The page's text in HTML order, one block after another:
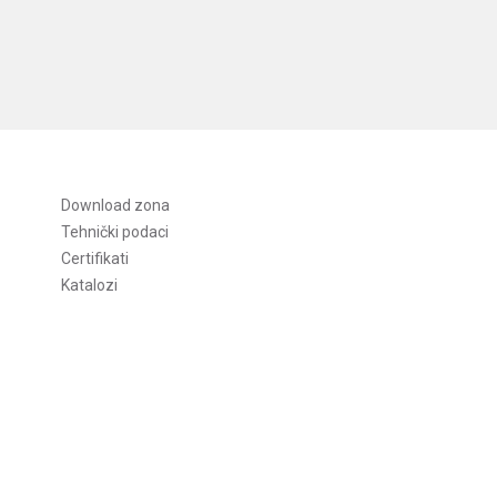
Download zona
Tehnički podaci
Certifikati
Katalozi